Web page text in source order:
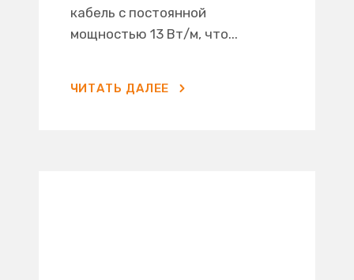
кабель с постоянной
мощностью 13 Вт/м, что...
ЧИТАТЬ ДАЛЕЕ